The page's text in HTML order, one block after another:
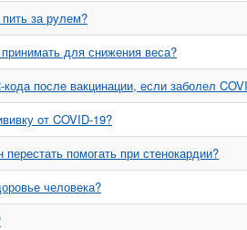
за рулем?
для снижения веса?
кода после вакцинации, если заболел
от COVID-19?
помогать при стенокардии?
человека?